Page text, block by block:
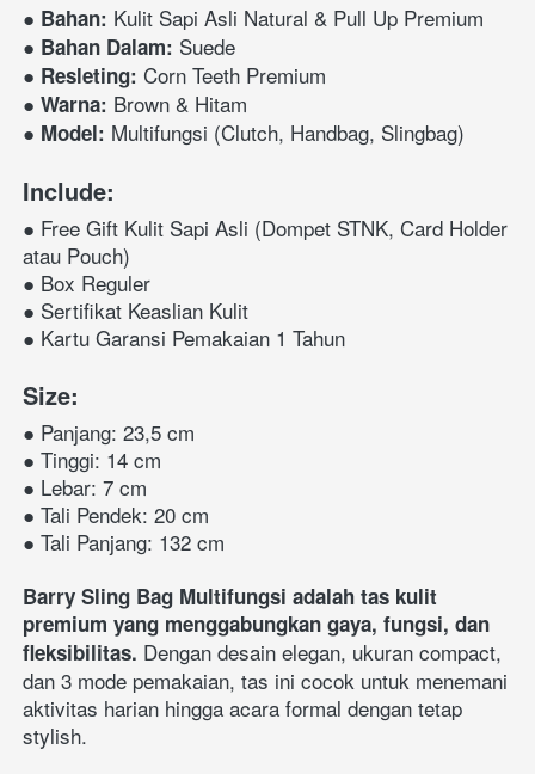
● Bahan: Kulit Sapi Asli Natural & Pull Up Premium
● Bahan Dalam: Suede
● Resleting: Corn Teeth Premium
● Warna: Brown & Hitam
● Model: Multifungsi (Clutch, Handbag, Slingbag)
Include:
● Free Gift Kulit Sapi Asli (Dompet STNK, Card Holder
● Box Reguler
● Sertifikat Keaslian Kulit
● Kartu Garansi Pemakaian 1 Tahun
Size:
● Panjang: 23,5 cm
● Tinggi: 14 cm
● Lebar: 7 cm
● Tali Pendek: 20 cm
● Tali Panjang: 132 cm
Barry Sling Bag Multifungsi adalah tas kulit
premium yang menggabungkan gaya, fungsi, dan
fleksibilitas. Dengan desain elegan, ukuran compact,
dan 3 mode pemakaian, tas ini cocok untuk menemani
aktivitas harian hingga acara formal dengan tetap
stylish.